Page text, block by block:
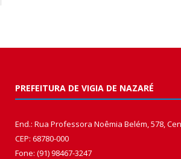
PREFEITURA DE VIGIA DE NAZARÉ
End.: Rua Professora Noêmia Belém, 578,
CEP: 68780-000
Fone: (91) 98467-3247